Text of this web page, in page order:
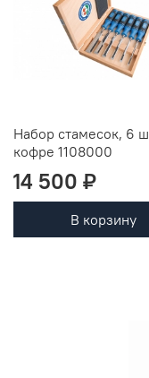
Набор стамесок, 6
кофре 1108000
14 500 ₽
В корзину